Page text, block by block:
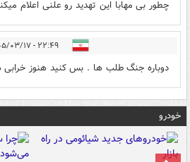
چطور بی مهابا این تهدید رو علنی اعلام
۲۲:۴۹ - ۱۴۰۵/۰۳/۱۷
دوباره جنگ طلب ها . بس کنید هنوز خرابی
خودرو